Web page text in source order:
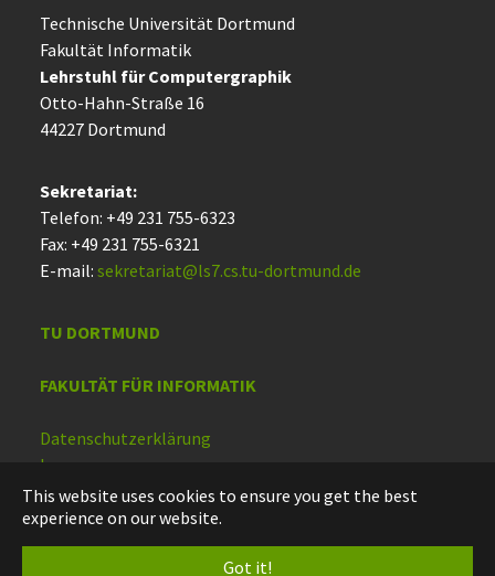
This website uses cookies to ensure you get the best
experience on our website.
Got it!
Technische Uni­ver­si­tät Dort­mund
Fakultät Informatik
Lehrstuhl für Computergraphik
Otto-Hahn-Straße 16
44227 Dort­mund
Sekretariat:
Telefon: +49 231 755-6323
Fax: +49 231 755-6321
E-mail: sekretariat@ls7.cs.tu-dortmund.de
TU DORTMUND
FAKULTÄT FÜR INFORMATIK
Datenschutzerklärung
Impressum
Barrierefreiheit
Deutsch